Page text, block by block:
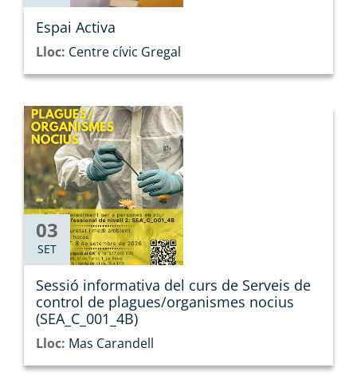
Espai Activa
Lloc: Centre cívic Gregal
03
SET
Sessió informativa del curs de Serveis de
control de plagues/organismes nocius
(SEA_C_001_4B)
Lloc: Mas Carandell